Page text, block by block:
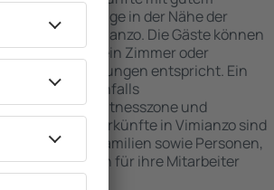
Lage in der Nähe der
in Vimianzo. Die Gäste können
nutzen und ein Zimmer oder
ihren Erwartungen entspricht. Ein
umfasst ebenfalls
SPA oder Fitnesszone und
Die besten Unterkünfte in Vimianzo sind
für Paare, Familien sowie Personen,
Schulungen für ihre Mitarbeiter